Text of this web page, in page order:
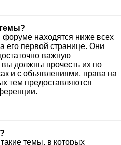
находятся ниже всех
его первой странице. Они
важную
должны прочесть их по
и с объявлениями, права на
тем предоставляются
темы, в которых